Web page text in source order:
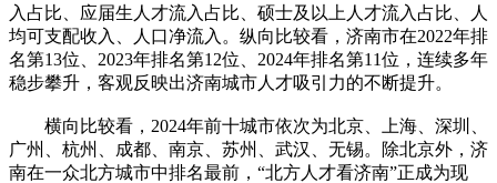
入占比、应届生人才流入占比、硕士及以上人才流入占比、人
均可支配收入、人口净流入。纵向比较看，济南市在2022年排
名第13位、2023年排名第12位、2024年排名第11位，连续多年
稳步攀升，客观反映出济南城市人才吸引力的不断提升。
横向比较看，2024年前十城市依次为北京、上海、深圳、
广州、杭州、成都、南京、苏州、武汉、无锡。除北京外，济
南在一众北方城市中排名最前，“北方人才看济南”正成为现